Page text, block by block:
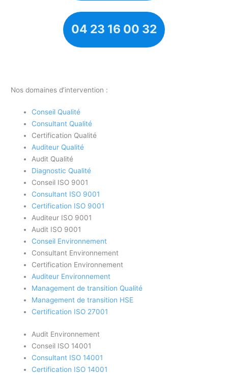
04 23 16 00 32
Nos domaines d’intervention :
Conseil Qualité
Consultant Qualité
Certification Qualité
Auditeur Qualité
Audit Qualité
Diagnostic Qualité
Conseil ISO 9001
Consultant ISO 9001
Certification ISO 9001
Auditeur ISO 9001
Audit ISO 9001
Conseil Environnement
Consultant Environnement
Certification Environnement
Auditeur Environnement
Management de transition Qualité
Management de transition HSE
Certification ISO 27001
Audit Environnement
Conseil ISO 14001
Consultant ISO 14001
Certification ISO 14001